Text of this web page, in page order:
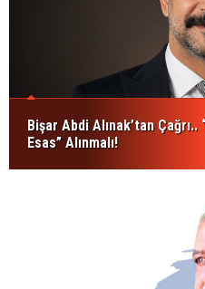
Bişar Abdi Alınak’tan
Esas” Alınmalı!